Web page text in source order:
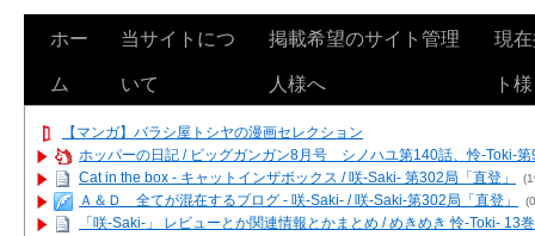
ホー
ム
当サイトにつ
いて
掲載希望のサイト管理
人様へ
現
ト様
【マンガ】バラシ屋トシヤの漫画セレクション
ホッパーの日記 / ビッグガンガン8月号 シノハユ第140話、怜-Toki-第
Cat in the box - キャットインザボックス / 咲-Saki- 第302局「直登」
Ａ＆Ｄ 全てが混在するブログ - 咲-Saki- / 咲-Saki-第302局「直登」
「咲-Saki-」 レビューとか関連情報とかまとめ / めきめき 怜-Toki- 13